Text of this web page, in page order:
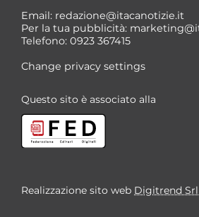
Email: redazione@itacanotizie.it
Per la tua pubblicità:
Telefono: 0923 367415
Change privacy settings
Questo sito è associato alla
Realizzazione sito web Digitrend Srl